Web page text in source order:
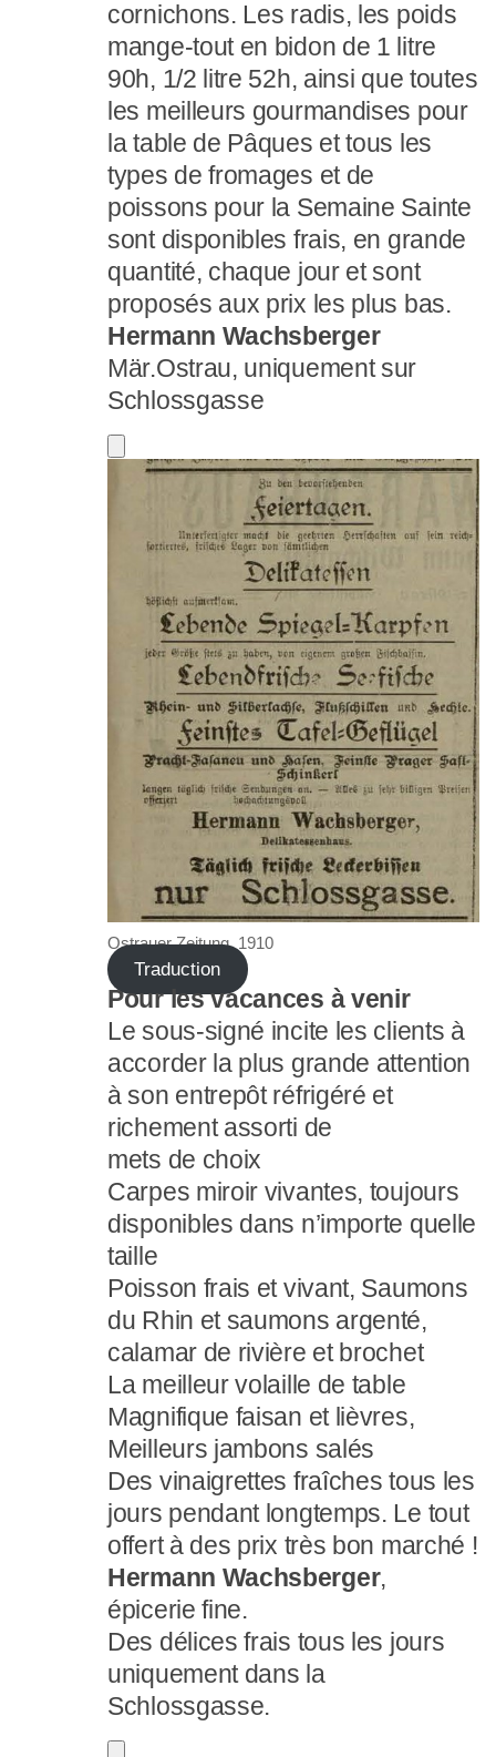
cornichons. Les radis, les poids
mange-tout en bidon de 1 litre
90h, 1/2 litre 52h, ainsi que toutes
les meilleurs gourmandises pour
la table de Pâques et tous les
types de fromages et de
poissons pour la Semaine Sainte
sont disponibles frais, en grande
quantité, chaque jour et sont
proposés aux prix les plus bas.
Hermann Wachsberger
Mär.Ostrau, uniquement sur
Schlossgasse
Ostrauer Zeitung, 1910
Traduction
Pour les vacances à venir
Le sous-signé incite les clients à
accorder la plus grande attention
à son entrepôt réfrigéré et
richement assorti de
mets de choix
Carpes miroir vivantes, toujours
disponibles dans n’importe quelle
taille
Poisson frais et vivant, Saumons
du Rhin et saumons argenté,
calamar de rivière et brochet
La meilleur volaille de table
Magnifique faisan et lièvres,
Meilleurs jambons salés
Des vinaigrettes fraîches tous les
jours pendant longtemps. Le tout
offert à des prix très bon marché !
Hermann Wachsberger,
épicerie fine.
Des délices frais tous les jours
uniquement dans la
Schlossgasse.